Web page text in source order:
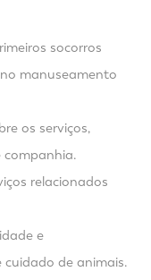
socorros
manuseamento
os serviços,
companhia.
relacionados
e
de animais.